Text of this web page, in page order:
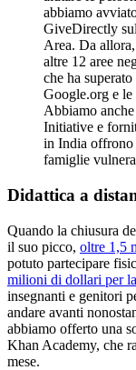
abbiamo
GiveDirectly
Area. Da
altre 12 aree
che ha
Google.org e
Abbiamo
Initiative e
in India offrono
famiglie
Didattica a
Quando la chiusura
il suo picco, oltre 1,5
potuto partecipare
milioni di dollari per
insegnanti e genitori
andare avanti
abbiamo offerto una
Khan Academy, che
mese.